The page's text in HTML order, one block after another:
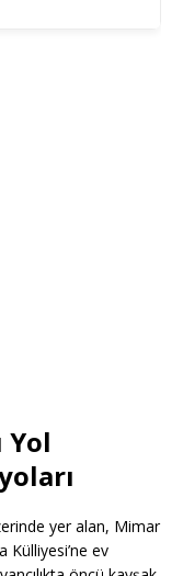
Yol
yer alan, Mimar
Külliyesi’ne ev